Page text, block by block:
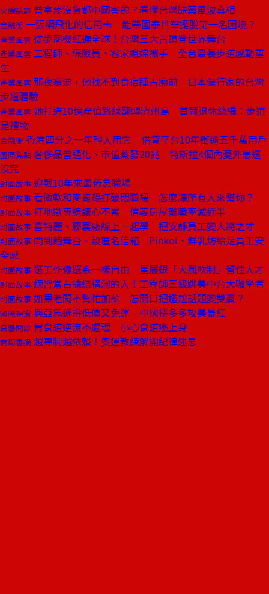
火線話題 普拿疼沒貨都中國害的？看懂台灣缺藥風波真相
金融街 一張網飛化的信用卡 能帶國泰世華擺脫第一名困境？
產業風雲 徒步商機紅遍全球！台灣三大古道登世界舞台
產業風雲 工程師、保險員、客家媳婦攜手 全台最長步道感動重
生
產業風雲 那夜寒流，他找不到食宿睡古廟前 日本健行家的台灣
步道體驗
產業風雲 她打造10億產值路線翻轉濟州島 首爾退休總編：步道
是禮物
金融街 香港四分之一年輕人用它 借貸平台10年衝逾五千萬用戶
國際焦點 奢侈品普通化、市值蒸發20兆 特斯拉4個內憂外患還
沒完
封面故事 迎戰10年來最倦怠職場
封面故事 看微軟和麥肯錫打破悶職場 怎麼讓所有人來幫你？
封面故事 打地獄專線讓心不累 信義房屋離職率減近半
封面故事 喜特麗、膠囊廠線上一起學 把安靜員工變大將之才
封面故事 問到飽舞台、設匿名信箱 Pinkoi、鮮乳坊給足員工安
全感
封面故事 選工作像選系一樣自由 星展銀「大風吹制」留住人才
封面故事 練習當占據結構洞的人！工程師三級跳美中台大咖學者
封面故事 如果老闆不幫忙加薪 怎開口把尷尬話題變雙贏？
國際視窗 與亞馬遜拚低價又免運 中國拼多多攻美暴紅
良醫問診 胃食道逆流不處理 小心食道癌上身
商周書摘 越專制越依賴！奧運教練解開紀律迷思